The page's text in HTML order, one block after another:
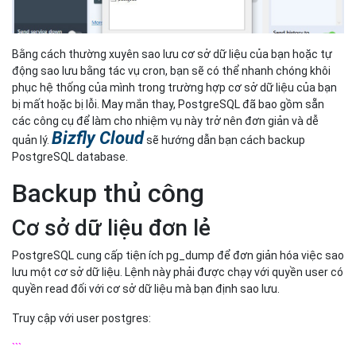
Bằng cách thường xuyên sao lưu cơ sở dữ liệu của bạn hoặc tự
động sao lưu bằng tác vụ cron, bạn sẽ có thể nhanh chóng khôi
phục hệ thống của mình trong trường hợp cơ sở dữ liệu của bạn
bị mất hoặc bị lỗi. May mắn thay, PostgreSQL đã bao gồm sẵn
các công cụ để làm cho nhiệm vụ này trở nên đơn giản và dễ
quản lý. Bizfly Cloudsẽ hướng dẫn bạn cách backup
PostgreSQL database.
Backup thủ công
Cơ sở dữ liệu đơn lẻ
PostgreSQL cung cấp tiện ích pg_dump để đơn giản hóa việc sao
lưu một cơ sở dữ liệu. Lệnh này phải được chạy với quyền user có
quyền read đối với cơ sở dữ liệu mà bạn định sao lưu.
Truy cập với user postgres:
```